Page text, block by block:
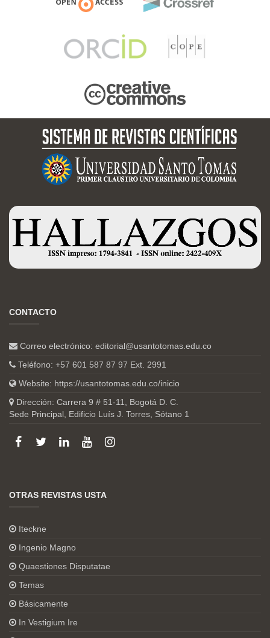
CONTACTO
Correo electrónico: editorial@usantotomas.edu.co
Teléfono: +57 601 587 87 97 Ext. 2991
Website: https://usantotomas.edu.co/inicio
Dirección: Carrera 9 # 51-11, Bogotá D. C.
Sede Principal, Edificio Luís J. Torres, Sótano 1
OTRAS REVISTAS USTA
Iteckne
Ingenio Magno
Quaestiones Disputatae
Temas
Básicamente
In Vestigium Ire